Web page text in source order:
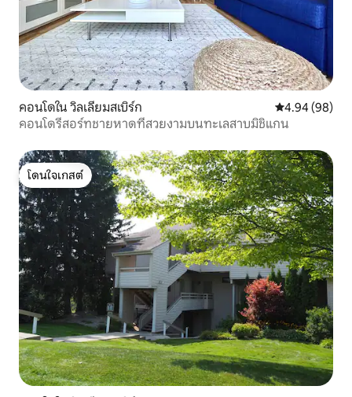
คอนโดใน วิลเลียมสเบิร์ก คะแนนเฉลี่ย
4.94 (98)
คอนโดรีสอร์ทชายหาดที่สวยงามบนทะเลสาบมิชิแกน
โดนใจเกสต์
โดนใจเกสต์